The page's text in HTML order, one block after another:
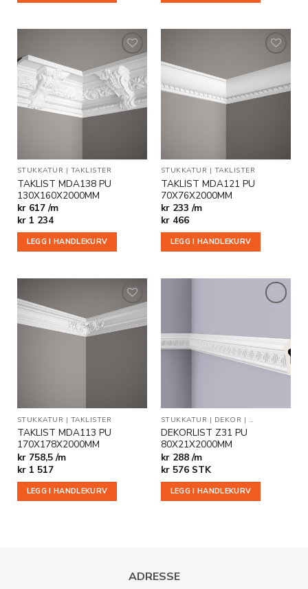
Legg til
i
ønskeliste
STUKKATUR | TAKLISTER
TAKLIST MDA138 PU
130X160X2000MM
kr 617 /m
kr1 234
LEGG I HANDLEKURV
i
ønskeliste
STUKKATUR | TAKLISTER
TAKLIST MDA121 PU
70X76X2000MM
kr 233 /m
kr466
LEGG I HANDLEKURV
Legg til
STUKKATUR | TAKLISTER
TAKLIST MDA113 PU
170X178X2000MM
kr 758,5 /m
kr1 517
LEGG I HANDLEKURV
i
ønskeliste
STUKKATUR | DEKOR | VEGG- OG
DEKORLIST Z31 PU
80X21X2000MM
kr 288 /m
kr576 STK
LEGG I HANDLEKURV
ADRESSE